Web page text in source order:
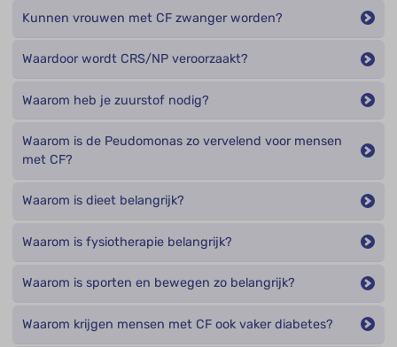
Kunnen vrouwen met CF zwanger worden?
Waardoor wordt CRS/NP veroorzaakt?
Waarom heb je zuurstof nodig?
Waarom is de Peudomonas zo vervelend voor mensen
met CF?
Waarom is dieet belangrijk?
Waarom is fysiotherapie belangrijk?
Waarom is sporten en bewegen zo belangrijk?
Waarom krijgen mensen met CF ook vaker diabetes?